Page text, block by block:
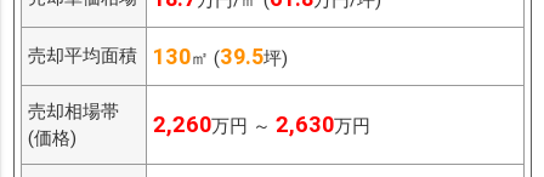
売却平均面積 130㎡ (39.5坪)
売却相場帯
(価格)
2,260万円 ～ 2,630万円